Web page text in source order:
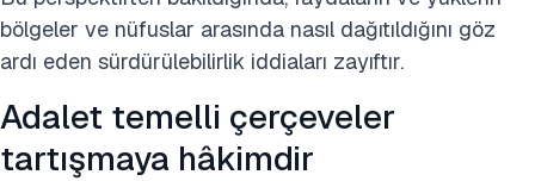
bölgeler ve nüfuslar arasında nasıl dağıtıldığını göz
ardı eden sürdürülebilirlik iddiaları zayıftır.
Adalet temelli çerçeveler
tartışmaya hâkimdir